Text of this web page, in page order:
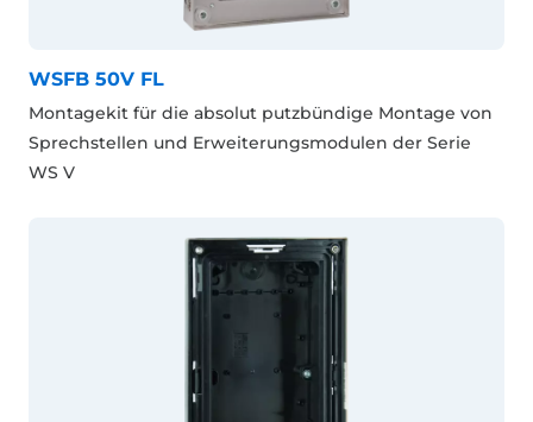
WSFB 50V FL
Montagekit für die absolut putzbündige Montage von
Sprechstellen und Erweiterungsmodulen der Serie
WS V